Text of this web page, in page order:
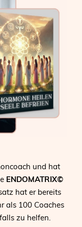
und hat
ENDOMATRIX©
hat er bereits
als 100 Coaches
zu helfen.